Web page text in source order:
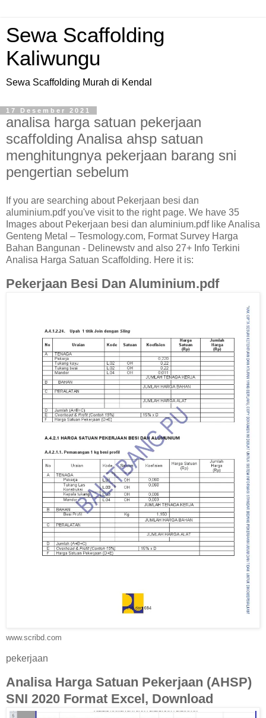
Sewa Scaffolding
Kaliwungu
Sewa Scaffolding Murah di Kendal
17 Desember 2021
analisa harga satuan pekerjaan
scaffolding Analisa ahsp satuan
menghitungnya pekerjaan barang sni
pengertian sebelum
If you are searching about Pekerjaan besi dan
aluminium.pdf you've visit to the right page. We have 35
Images about Pekerjaan besi dan aluminium.pdf like Analisa
Genteng Metal – Tesmology.com, Format Survey Harga
Bahan Bangunan - Delinewstv and also 27+ Info Terkini
Analisa Harga Satuan Scaffolding. Here it is:
Pekerjaan Besi Dan Aluminium.pdf
www.scribd.com
pekerjaan
Analisa Harga Satuan Pekerjaan (AHSP)
SNI 2020 Format Excel, Download